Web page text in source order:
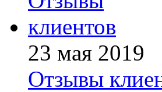
23 мая 2019
Отзывы